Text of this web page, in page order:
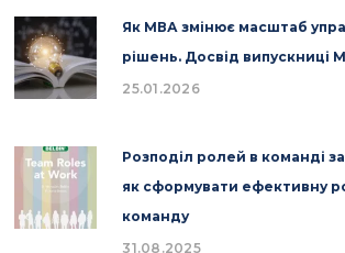
Як МВА змінює масштаб
рішень. Досвід випускниці
25.01.2026
Розподіл ролей в команді
як сформувати ефективну
команду
31.08.2025